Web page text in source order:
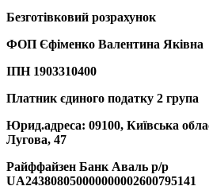
Безготівковий розрахунок
ФОП Єфіменко Валентина Яківна
ІПН 1903310400
Платник єдиного податку 2 група
Юрид.адреса: 09100, Київська
Лугова, 47
Райффайзен Банк Аваль р/р
UA243808050000000002600795141